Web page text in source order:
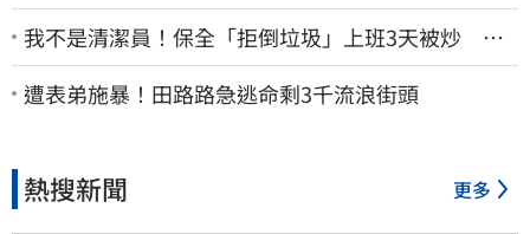
我不是清潔員！保全「拒倒垃圾」上班3天被炒 找
法院討公道結果出爐
遭表弟施暴！田路路急逃命剩3千流浪街頭
熱搜新聞 更多